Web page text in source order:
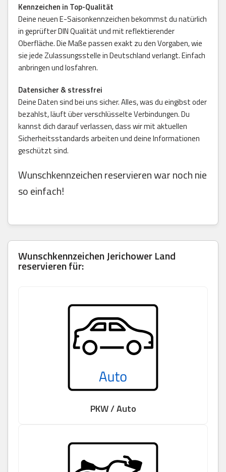
Kennzeichen in Top-Qualität
Deine neuen E-Saisonkennzeichen bekommst du natürlich
in geprüfter DIN Qualität und mit reflektierender
Oberfläche. Die Maße passen exakt zu den Vorgaben, wie
sie jede Zulassungsstelle in Deutschland verlangt. Einfach
anbringen und losfahren.
Datensicher & stressfrei
Deine Daten sind bei uns sicher. Alles, was du eingibst oder
bezahlst, läuft über verschlüsselte Verbindungen. Du
kannst dich darauf verlassen, dass wir mit aktuellen
Sicherheitsstandards arbeiten und deine Informationen
geschützt sind.
Wunschkennzeichen reservieren war noch nie
so einfach!
Wunschkennzeichen Jerichower Land
reservieren für:
PKW / Auto